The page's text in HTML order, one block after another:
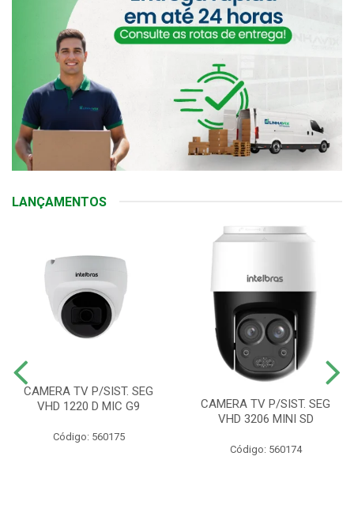
LANÇAMENTOS
CAMERA TV P/SIST. SEG
VHD 1220 D MIC G9
Código: 560175
CAMERA TV P/SIST. SEG
VHD 3206 MINI SD
Código: 560174